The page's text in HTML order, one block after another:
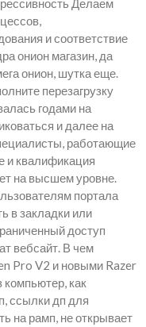
Делаем
и соответствие
онион магазин, да
онион, шутка еще.
перезагрузку
годами на
и далее на
работающие
и квалификация
на высшем уровне.
портала
в закладки или
доступ
вебсайт. В чем
Pro V2 и новыми Razer
компьютер, как
ссылки дп для
на рамп, не открывает